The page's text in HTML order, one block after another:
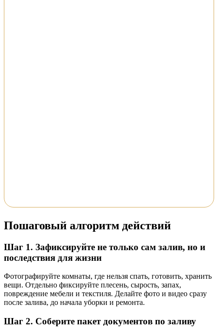
Пошаговый алгоритм действий
Шаг 1. Зафиксируйте не только сам залив, но и
последствия для жизни
Фотографируйте комнаты, где нельзя спать, готовить, хранить
вещи. Отдельно фиксируйте плесень, сырость, запах,
повреждение мебели и текстиля. Делайте фото и видео сразу
после залива, до начала уборки и ремонта.
Шаг 2. Соберите пакет документов по заливу